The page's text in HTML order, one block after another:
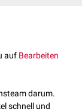
undinferior
auf Bearbeiten
darum.
schnell und